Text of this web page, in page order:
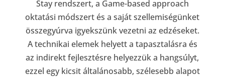
Stay rendszert, a Game-based approach
oktatási módszert és a saját szellemiségünket
összegyúrva igyekszünk vezetni az edzéseket.
A technikai elemek helyett a tapasztalásra és
az indirekt fejlesztésre helyezzük a hangsúlyt,
ezzel egy kicsit általánosabb, szélesebb alapot